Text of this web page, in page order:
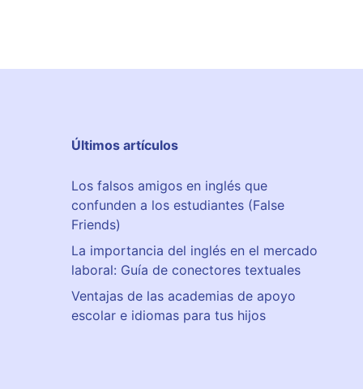
Últimos artículos
Los falsos amigos en inglés que
confunden a los estudiantes (False
Friends)
La importancia del inglés en el mercado
laboral: Guía de conectores textuales
Ventajas de las academias de apoyo
escolar e idiomas para tus hijos